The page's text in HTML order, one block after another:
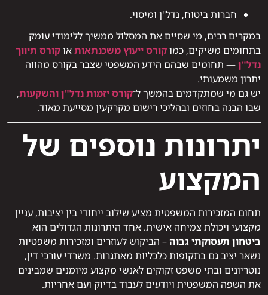
חברות ביטוח, נדל"ן ומיסוי.
במקרים רבים, מי שסיים את המסלול ממשיך ללימודי עומק
בתחומים משיקים, כמוקורס ייעוץ משכנתאותאוקורס תיווך
נדל"ן— תחומים שבהם הידע המשפטי שצבר בקורס מהווה
יתרון משמעותי.
יש גם מי שמתקדמים בהמשך ל־קורס יזמות נדל"ן והשקעות,
שבו הבנה בחוזים ובהליכי רישום מקרקעין מסייעת מאוד.
יתרונות נוספים של
המקצוע
תחום המזכירות המשפטית מציע שילוב ייחודי בין יציבות, עניין
מקצועי ויכולת צמיחה אישית. אחד היתרונות הגדולים הוא
ביטחון תעסוקתי גבוה – הביקוש לעוזרים ומזכירות משפטיות
נשאר יציב גם בתקופות כלכליות מאתגרות. משרדי עורכי דין,
נוטריונים ובתי משפט זקוקים לאנשי מקצוע מיומנים שמבינים
את השפה המשפטית ויודעים לעבוד בדיוק ועם אחריות.